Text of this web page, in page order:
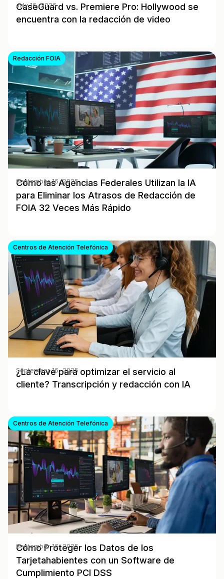
CaseGuard vs. Premiere Pro: Hollywood se
encuentra con la redacción de video
July 16, 2026
Redacción FOIA
Cómo las Agencias Federales Utilizan la IA
para Eliminar los Atrasos de Redacción de
FOIA 32 Veces Más Rápido
September 16, 2025
Centros de Atención Telefónica
¿La clave para optimizar el servicio al
cliente? Transcripción y redacción con IA
September 16, 2025
Centros de Atención Telefónica
Cómo Proteger los Datos de los
Tarjetahabientes con un Software de
Cumplimiento PCI DSS
September 16, 2025